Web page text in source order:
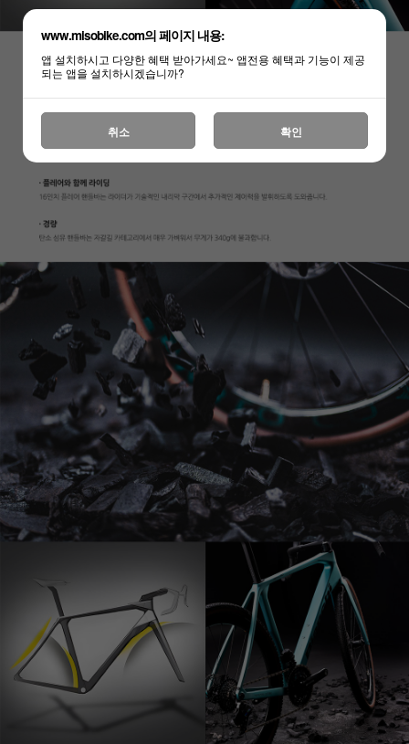
www.misobike.com의 페이지 내용:
앱 설치하시고 다양한 혜택 받아가세요~ 앱전용 혜택과 기능이 제공
되는 앱을 설치하시겠습니까?
취소 확인